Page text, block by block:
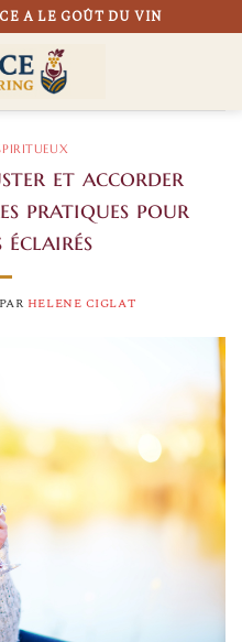
A LE GOÛT DU VIN
et accorder
pratiques pour
éclairés
PAR HELENE CIGLAT